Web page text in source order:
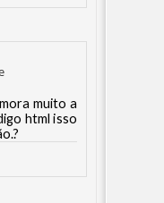
muito a
html isso